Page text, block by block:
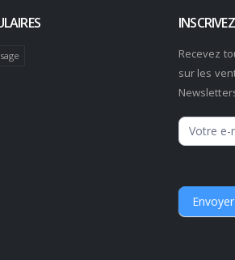
Recevez
sur les
Envoyer